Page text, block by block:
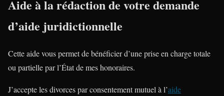
Aide à la rédaction de votre demande
d’aide juridictionnelle
Cette aide vous permet de bénéficier d’une prise en charge totale
ou partielle par l’État de mes honoraires.
J’accepte les divorces par consentement mutuel à l’aide